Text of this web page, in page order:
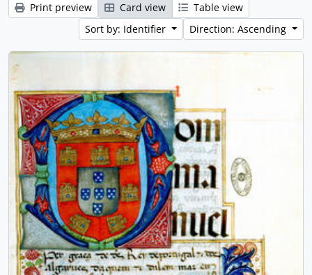
Print preview Card view
Table view
Sort by: Identifier
Direction: Ascending